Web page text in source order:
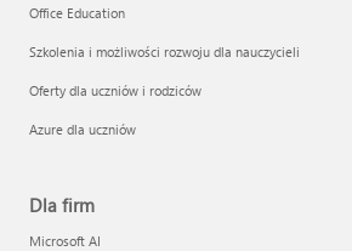
Office Education
Szkolenia i możliwości rozwoju dla nauczycieli
Oferty dla uczniów i rodziców
Azure dla uczniów
Dla firm
Microsoft AI